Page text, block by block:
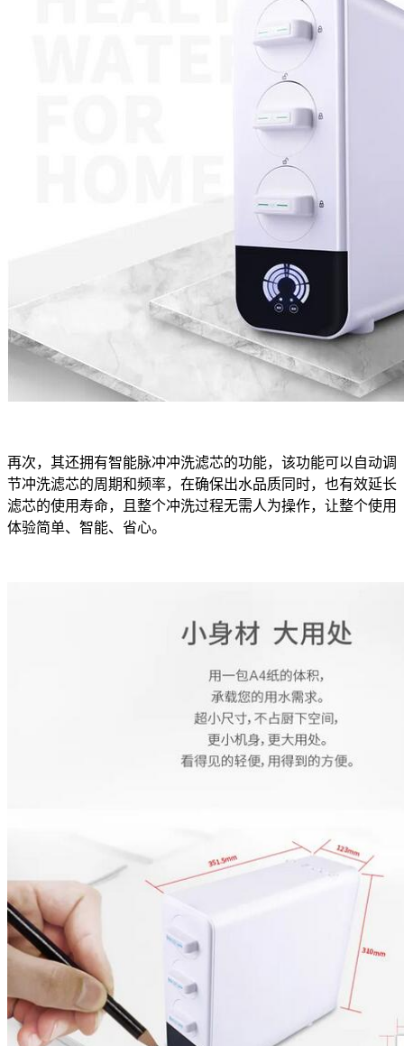
再次，其还拥有智能脉冲冲洗滤芯的功能，该功能可以自动调
节冲洗滤芯的周期和频率，在确保出水品质同时，也有效延长
滤芯的使用寿命，且整个冲洗过程无需人为操作，让整个使用
体验简单、智能、省心。